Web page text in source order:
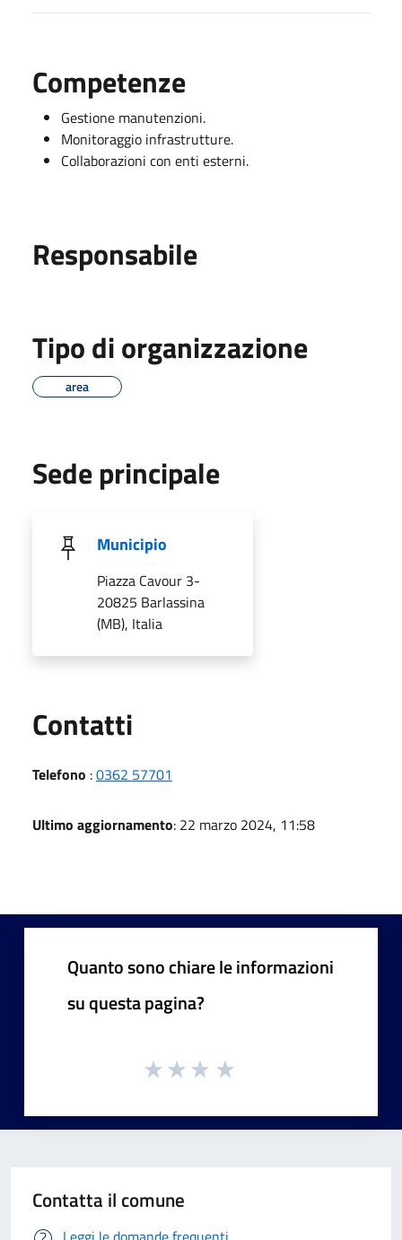
Competenze
Gestione manutenzioni.
Monitoraggio infrastrutture.
Collaborazioni con enti esterni.
Responsabile
Tipo di organizzazione
area
Sede principale
Municipio
Piazza Cavour 3-
20825 Barlassina
(MB), Italia
Contatti
Telefono :0362 57701
Ultimo aggiornamento: 22 marzo 2024, 11:58
Quanto sono chiare le informazioni
su questa pagina?
Contatta il comune